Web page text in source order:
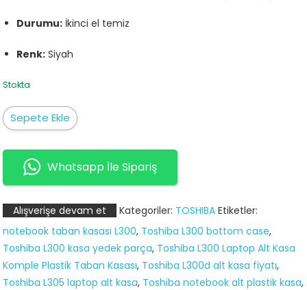
Durumu: İkinci el temiz
Renk: Siyah
Stokta
Toshiba
Satellite
L300
Notebook
Alt
(Bottom
Case)
Siyah
adet
Sepete Ekle
Whatsapp İle Sipariş
Alışverişe devam et Kategoriler: TOSHIBA Etiketler:
notebook taban kasası L300, Toshiba L300 bottom case,
Toshiba L300 kasa yedek parça, Toshiba L300 Laptop Alt Kasa
Komple Plastik Taban Kasası, Toshiba L300d alt kasa fiyatı,
Toshiba L305 laptop alt kasa, Toshiba notebook alt plastik kasa,